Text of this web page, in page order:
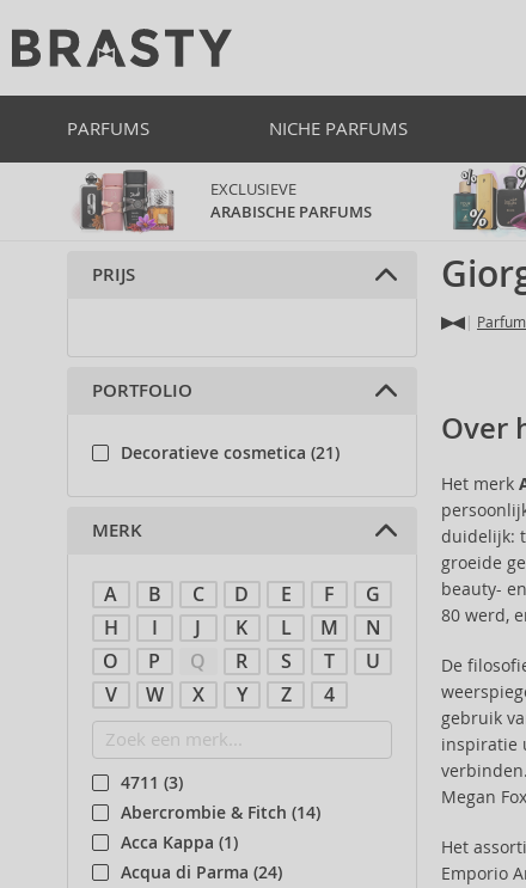
PARFUMS NICHE PARFUMS
EXCLUSIEVE
ARABISCHE PARFUMS
Over
Het merk
duidelijk:
groeide
beauty-
80 werd,
De
gebruik
inspiratie
Megan
Het
Emporio
PRIJS
PORTFOLIO
Decoratieve cosmetica (21)
MERK
A B C D E F
G
H
I J K L M
N
O
P Q R S T
U
V
W X Y Z 4
4711 (3)
Abercrombie & Fitch (14)
Acca Kappa (1)
Acqua di Parma (24)